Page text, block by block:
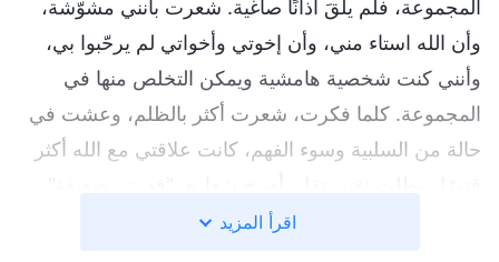
المجموعة، فلم يلقَ آذانًا صاغية. شعرت بأنني مشوّشة،
وأن الله استاء مني، وأن إخوتي وأخواتي لم يرحّبوا بي،
وأنني كنت شخصية هامشية ويمكن التخلص منها في
المجموعة. كلما فكرت، شعرت أكثر بالظلم، وعشت في
حالة من السلبية وسوء الفهم، كانت علاقتي مع الله أكثر
اقرأ المزيد